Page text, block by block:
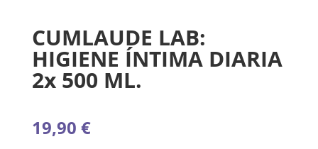
CUMLAUDE LAB:
HIGIENE ÍNTIMA DIARIA
2x 500 ML.
19,90 €